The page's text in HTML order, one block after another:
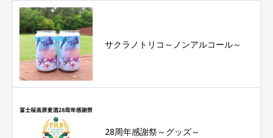
サクラノトリコ～ノンアルコール～
28周年感謝祭～グッズ～